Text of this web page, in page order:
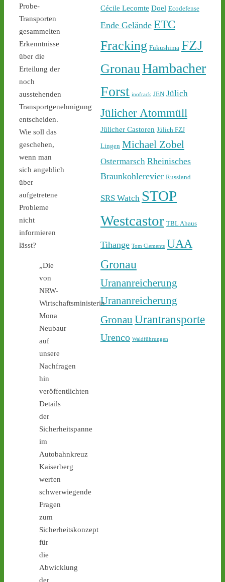
Probe-
Transporten
gesammelten
Erkenntnisse
über die
Erteilung der
noch
ausstehenden
Transportgenehmigung
entscheiden.
Wie soll das
geschehen,
wenn man
sich angeblich
über
aufgetretene
Probleme
nicht
informieren
lässt?
„Die
von
NRW-
Wirtschaftsministerin
Mona
Neubaur
auf
unsere
Nachfragen
hin
veröffentlichten
Details
der
Sicherheitspanne
im
Autobahnkreuz
Kaiserberg
werfen
schwerwiegende
Fragen
zum
Sicherheitskonzept
für
die
Abwicklung
der
1 2
Castor stoppen!
@castorstoppen.bsky.social
22.45 Uhr - der 12. Castor
aus Jülich mit Ziel Ahaus
rollt - Polizei baut
Sicherheit ab - castor-
stoppen.de/ticker/
castor-stoppen.de
stoppen!
Castor stoppen!
@castorstoppen.bsky.social
⋅ 4d
22.30 Uhr - die Polizei hat
den Aktivisten auf der
von der Straße getragen -
der Atommülltransport
Cécile Lecomte Doel Ecodefense
Ende Gelände ETC
Fracking Fukushima FZJ
GronauHambacher
Forst inofrack JEN Jülich
Jülicher Atommüll
Jülicher Castoren Jülich FZJ
Lingen Michael Zobel
Ostermarsch Rheinisches
Braunkohlerevier Russland
SRS Watch STOP
Westcastor TBL Ahaus
Tihange Tom Clements UAA
Gronau
Urananreicherung
Urananreicherung
Gronau Urantransporte
Urenco Waldführungen